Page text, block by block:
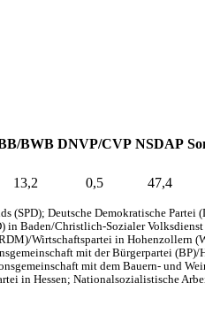
BWB DNVP/CVP NSDAP
13,2 0,5 47,4
Deutsche Demokratische Partei
Baden/Christlich-Sozialer
Wirtschaftspartei in Hohenzollern
mit der Bürgerpartei (BP)/
mit dem Bauern- und
in Hessen; Nationalsozialistische